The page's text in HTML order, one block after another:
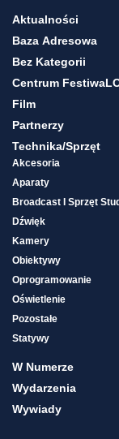
Aktualności
Baza Adresowa
Bez Kategorii
Centrum
Film
Partnerzy
Technika/sprzęt
Akcesoria
Aparaty
Broadcast I Sprzęt
Dźwięk
Kamery
Obiektywy
Oprogramowanie
Oświetlenie
Pozostałe
Statywy
W Numerze
Wydarzenia
Wywiady